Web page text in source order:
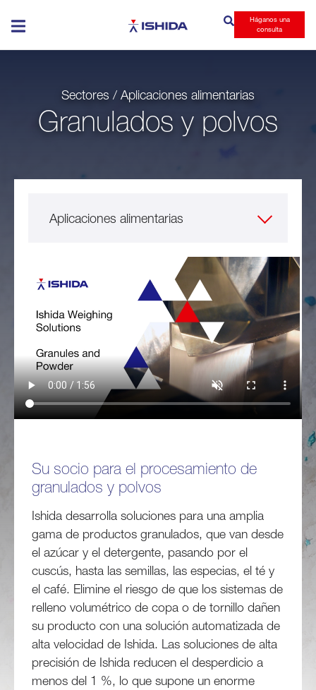
Háganos una
consulta
Sectores / Aplicaciones alimentarias
Granulados y polvos
Aplicaciones alimentarias
Su socio para el procesamiento de
granulados y polvos
Ishida desarrolla soluciones para una amplia
gama de productos granulados, que van desde
el azúcar y el detergente, pasando por el
cuscús, hasta las semillas, las especias, el té y
el café. Elimine el riesgo de que los sistemas de
relleno volumétrico de copa o de tornillo dañen
su producto con una solución automatizada de
alta velocidad de Ishida. Las soluciones de alta
precisión de Ishida reducen el desperdicio a
menos del 1 %, lo que supone un enorme